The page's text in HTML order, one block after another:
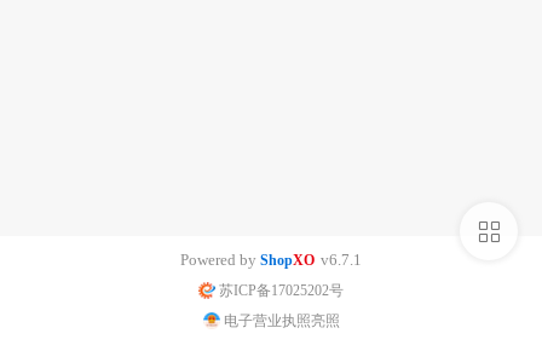
Powered by ShopXO v6.7.1
苏ICP备17025202号
电子营业执照亮照